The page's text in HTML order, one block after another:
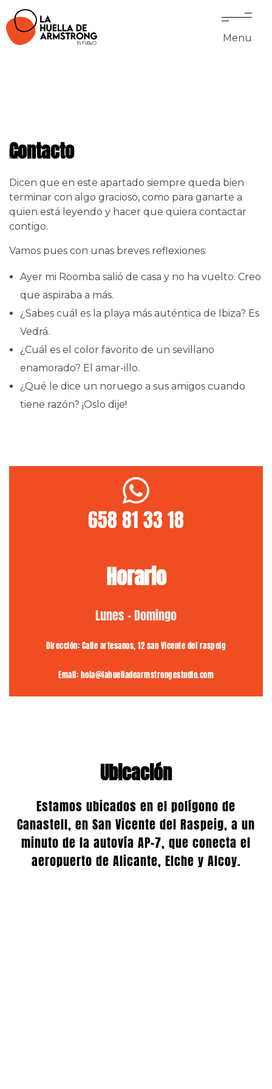
Menu
Contacto
Dicen que en este apartado siempre queda bien
terminar con algo gracioso, como para ganarte a
quien está leyendo y hacer que quiera contactar
contigo.
Vamos pues con unas breves reflexiones:
Ayer mi Roomba salió de casa y no ha vuelto. Creo
que aspiraba a más.
¿Sabes cuál es la playa más auténtica de Ibiza? Es
Vedrá.
¿Cuál es el color favorito de un sevillano
enamorado? El amar-illo.
¿Qué le dice un noruego a sus amigos cuando
tiene razón? ¡Oslo dije!
658 81 33 18
Horario
Lunes – Domingo
Dirección: Calle artesanos, 12 san Vicente del raspeig
Email: hola@lahuelladearmstrongestudio.com
Ubicación
Estamos ubicados en el polígono de
Canastell, en San Vicente del Raspeig, a un
minuto de la autovía AP-7, que conecta el
aeropuerto de Alicante, Elche y Alcoy.